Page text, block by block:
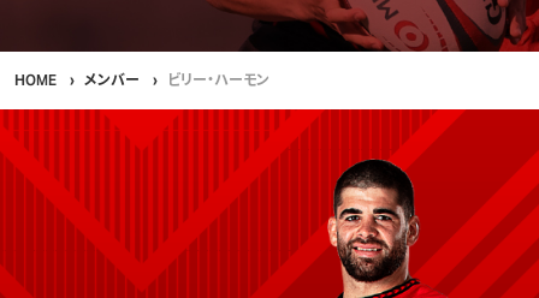
HOME メンバー ビリー・ハーモン